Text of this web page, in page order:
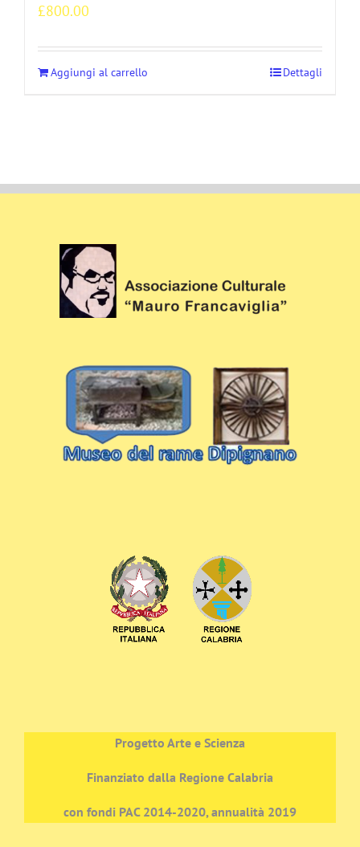
£800.00
Aggiungi al carrello Dettagli
Progetto Arte e Scienza
Finanziato dalla Regione Calabria
con fondi PAC 2014-2020, annualità 2019